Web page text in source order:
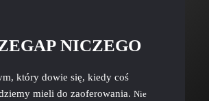
NICZEGO
który dowie się, kiedy coś
mieli do zaoferowania. Nie